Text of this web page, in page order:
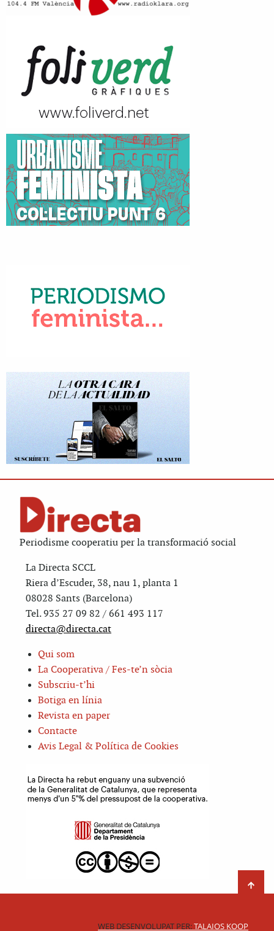
Periodisme cooperatiu per la transformació social
La Directa SCCL
Riera d’Escuder, 38, nau 1, planta 1
08028 Sants (Barcelona)
Tel. 935 27 09 82 / 661 493 117
directa@directa.cat
Qui som
La Cooperativa / Fes-te’n sòcia
Subscriu-t’hi
Botiga en línia
Revista en paper
Contacte
Avis Legal & Política de Cookies
WEB DESENVOLUPAT PER:TALAIOS KOOP